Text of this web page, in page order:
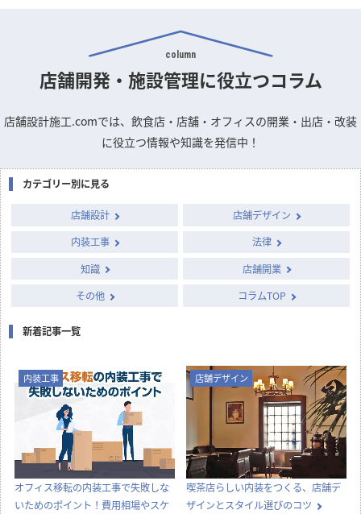
column
店舗開発・施設管理に役立つコラム
店舗設計施工.comでは、飲食店・店舗・オフィスの開業・出店・改装
に役立つ情報や知識を発信中！
カテゴリー別に見る
店舗設計
店舗デザイン
内装工事
法律
知識
店舗開業
その他
コラムTOP
新着記事一覧
内装工事
オフィス移転の内装工事で失敗しな
いためのポイント！費用相場やスケ
店舗デザイン
喫茶店らしい内装をつくる、店舗デ
ザインとスタイル選びのコツ